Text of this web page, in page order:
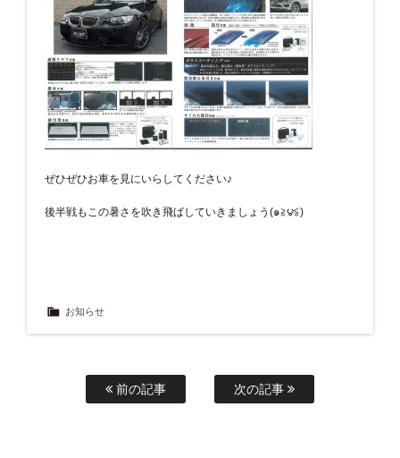
ぜひぜひお車を見にいらしてください♪
後半戦もこの暑さを吹き飛ばしていきましょう(๑≧౪≦)
お知らせ
前の記事 次の記事